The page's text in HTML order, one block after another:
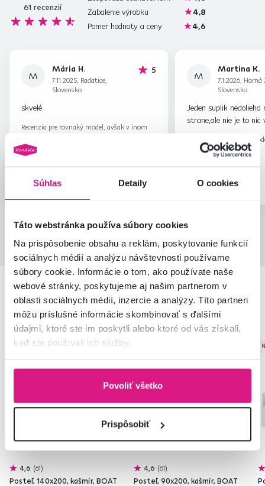
Súhlas Detaily O cookies
Táto webstránka používa súbory cookies
Na prispôsobenie obsahu a reklám, poskytovanie funkcií
sociálnych médií a analýzu návštevnosti používame
súbory cookie. Informácie o tom, ako používate naše
webové stránky, poskytujeme aj našim partnerom v
oblasti sociálnych médií, inzercie a analýzy. Títo partneri
môžu príslušné informácie skombinovať s ďalšími
údajmi, ktoré ste im poskytli alebo ktoré od vás získali,
keď ste používali ich služby.
Povoliť všetko
Prispôsobiť
61 recenzií
Zabalenie výrobku
4,8
Pomer hodnoty a ceny
4,6
M
Mária H.
7.11.2025, Radatice,
Slovensko
5hviezdičiek
skvelé
Recenzia pre rovnaký model, avšak v inom
nákup
(6x)
M
Martina K.
7.1.2026, Horná
Slovensko
Jeden suplik nedolieha
strane,ale nie je to nic
Recenzia pre rovnaký
prevedení.
nákup
Podobné produkty
Novinka
4,6 61
Posteľ, 140x200, kašmír, BOAT
4,6 61
Posteľ, 90x200, kašmír, BOAT